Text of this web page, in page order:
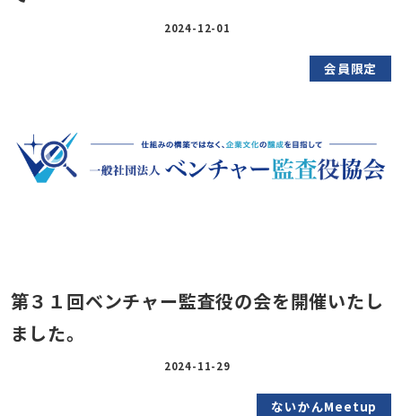
2024-12-01
会員限定
第３１回ベンチャー監査役の会を開催いたし
ました。
2024-11-29
ないかんMeetup